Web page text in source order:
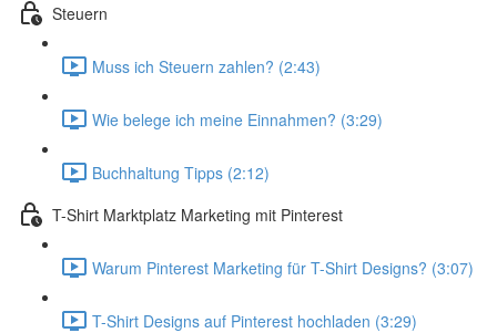
Steuern
Muss ich Steuern zahlen? (2:43)
Wie belege ich meine Einnahmen? (3:29)
Buchhaltung Tipps (2:12)
T-Shirt Marktplatz Marketing mit Pinterest
Warum Pinterest Marketing für T-Shirt Designs? (3:07)
T-Shirt Designs auf Pinterest hochladen (3:29)